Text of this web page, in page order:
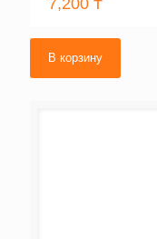
7,200 ₸
В корзину